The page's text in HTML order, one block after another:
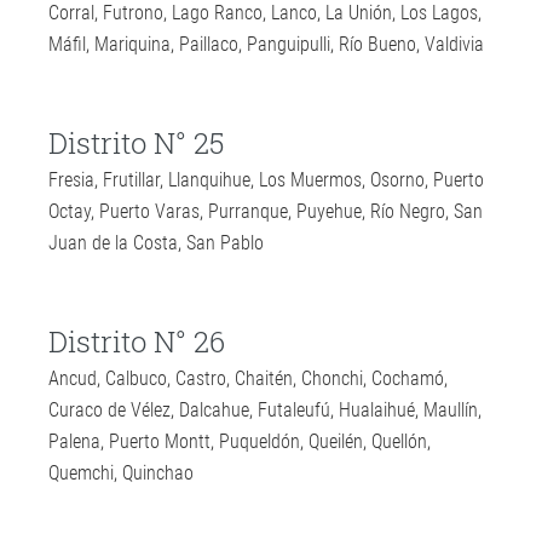
Corral, Futrono, Lago Ranco, Lanco, La Unión, Los Lagos,
Máfil, Mariquina, Paillaco, Panguipulli, Río Bueno, Valdivia
Distrito N° 25
Fresia, Frutillar, Llanquihue, Los Muermos, Osorno, Puerto
Octay, Puerto Varas, Purranque, Puyehue, Río Negro, San
Juan de la Costa, San Pablo
Distrito N° 26
Ancud, Calbuco, Castro, Chaitén, Chonchi, Cochamó,
Curaco de Vélez, Dalcahue, Futaleufú, Hualaihué, Maullín,
Palena, Puerto Montt, Puqueldón, Queilén, Quellón,
Quemchi, Quinchao